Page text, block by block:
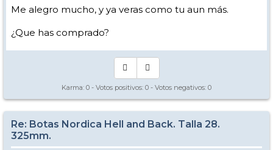
Me alegro mucho, y ya veras como tu aun más.
¿Que has comprado?
Karma: 0 - Votos positivos: 0 - Votos negativos: 0
Re: Botas Nordica Hell and Back. Talla 28.
325mm.